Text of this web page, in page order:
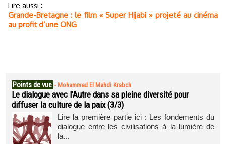
Lire aussi :
Grande-Bretagne : le film « Super Hijabi » projeté au cinéma
au profit d’une ONG
Points de vue - Mohammed El Mahdi Krabch
Le dialogue avec l’Autre dans sa pleine diversité pour
diffuser la culture de la paix (3/3)
Lire la première partie ici : Les fondements du
dialogue entre les civilisations à la lumière de
la...